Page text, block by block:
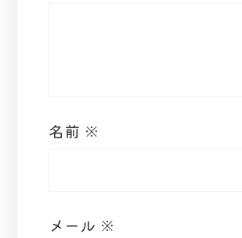
名前 ※
メール ※